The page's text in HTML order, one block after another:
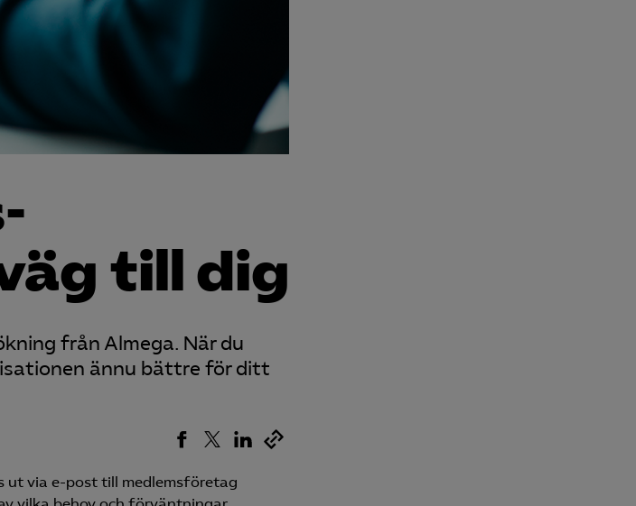
till dig
från Almega. När du
ännu bättre för ditt
ut via e-post till medlemsföretag